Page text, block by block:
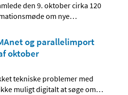
den 9. oktober cirka 120
om nye…
og parallelimport
oktober
tekniske problemer med
muligt digitalt at søge om…